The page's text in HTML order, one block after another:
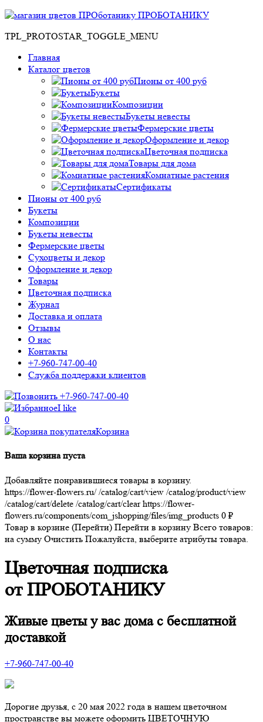
ПРОБОТАНИКУ
TPL_PROTOSTAR_TOGGLE_MENU
Главная
Каталог цветов
Пионы от 400 руб
Букеты
Композиции
Букеты невесты
Фермерские цветы
Оформление и декор
Цветочная подписка
Товары для дома
Комнатные растения
Сертификаты
Пионы от 400 руб
Букеты
Композиции
Букеты невесты
Фермерские цветы
Сухоцветы и декор
Оформление и декор
Товары
Цветочная подписка
Журнал
Доставка и оплата
Отзывы
О нас
Контакты
+7-960-747-00-40
Служба поддержки клиентов
+7-960-747-00-40
I like
0
Корзина
Ваша корзина пуста
Добавляйте понравившиеся товары в корзину.
https://flower-flowers.ru/ /catalog/cart/view /catalog/product/view
/catalog/cart/delete /catalog/cart/clear https://flower-
flowers.ru/components/com_jshopping/files/img_products 0 ₽
Товар в корзине (Перейти) Перейти в корзину Всего товаров:
на сумму Очистить Пожалуйста, выберите атрибуты товара.
Цветочная подписка
от ПРОБОТАНИКУ
Живые цветы у вас дома с бесплатной
доставкой
+7-960-747-00-40
Дорогие друзья, с 20 мая 2022 года в нашем цветочном
пространстве вы можете оформить ЦВЕТОЧНУЮ